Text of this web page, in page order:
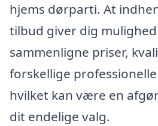
hjems dørparti. At
tilbud giver dig
sammenligne priser,
forskellige
hvilket kan være en
dit endelige valg.